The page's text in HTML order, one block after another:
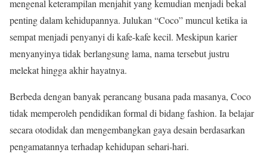
mengenal keterampilan menjahit yang kemudian menjadi bekal
penting dalam kehidupannya. Julukan “Coco” muncul ketika ia
sempat menjadi penyanyi di kafe-kafe kecil. Meskipun karier
menyanyinya tidak berlangsung lama, nama tersebut justru
melekat hingga akhir hayatnya.
Berbeda dengan banyak perancang busana pada masanya, Coco
tidak memperoleh pendidikan formal di bidang fashion. Ia belajar
secara otodidak dan mengembangkan gaya desain berdasarkan
pengamatannya terhadap kehidupan sehari-hari.